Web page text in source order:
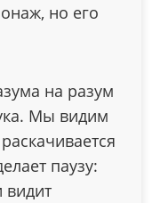
но его
на разум
Мы видим
паузу:
видит